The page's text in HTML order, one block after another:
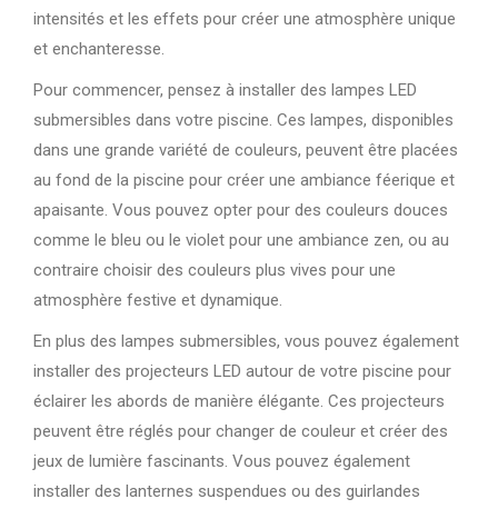
intensités et les effets pour créer une atmosphère unique
et enchanteresse.
Pour commencer, pensez à installer des lampes LED
submersibles dans votre piscine. Ces lampes, disponibles
dans une grande variété de couleurs, peuvent être placées
au fond de la piscine pour créer une ambiance féerique et
apaisante. Vous pouvez opter pour des couleurs douces
comme le bleu ou le violet pour une ambiance zen, ou au
contraire choisir des couleurs plus vives pour une
atmosphère festive et dynamique.
En plus des lampes submersibles, vous pouvez également
installer des projecteurs LED autour de votre piscine pour
éclairer les abords de manière élégante. Ces projecteurs
peuvent être réglés pour changer de couleur et créer des
jeux de lumière fascinants. Vous pouvez également
installer des lanternes suspendues ou des guirlandes